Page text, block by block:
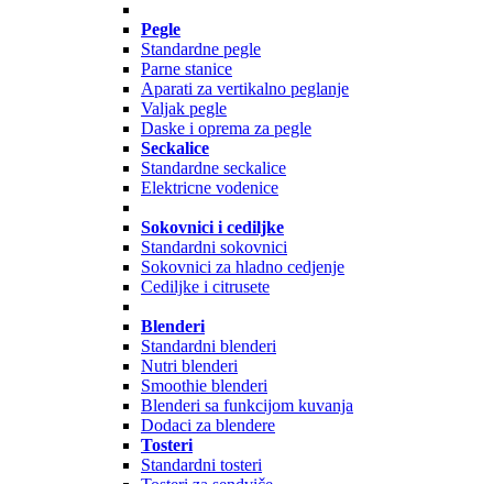
Pegle
Standardne pegle
Parne stanice
Aparati za vertikalno peglanje
Valjak pegle
Daske i oprema za pegle
Seckalice
Standardne seckalice
Elektricne vodenice
Sokovnici i cediljke
Standardni sokovnici
Sokovnici za hladno cedjenje
Cediljke i citrusete
Blenderi
Standardni blenderi
Nutri blenderi
Smoothie blenderi
Blenderi sa funkcijom kuvanja
Dodaci za blendere
Tosteri
Standardni tosteri